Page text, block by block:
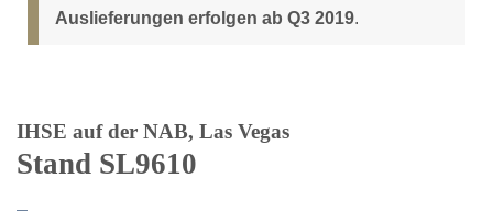
Auslieferungen erfolgen ab Q3 2019.
IHSE auf der NAB, Las Vegas
Stand SL9610